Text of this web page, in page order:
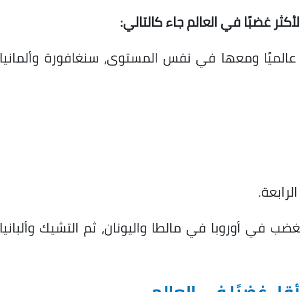
غضبًا في العالم جاء كالتالي:
عالميًا ومعها في نفس المستوى، سنغافورة وألمانيا
في أوروبا في مالطا واليونان، ثم التشيك وألبانيا